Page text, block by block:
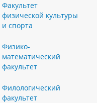
Факультет
физической культуры
и спорта
Физико-
математический
факультет
Филологический
факультет